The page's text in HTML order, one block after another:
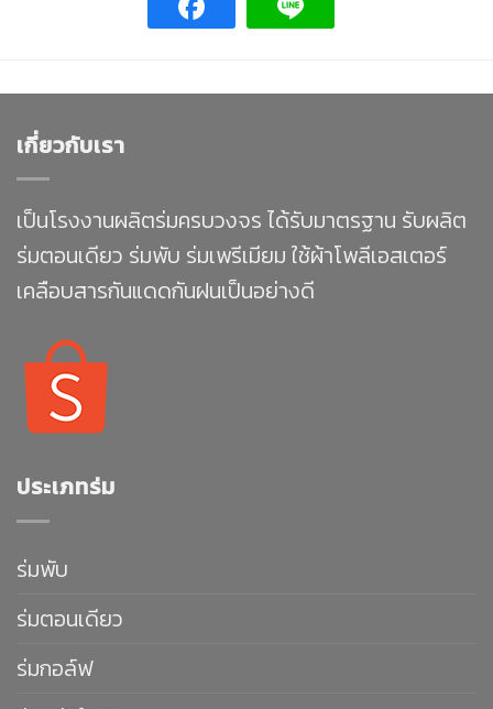
เกี่ยวกับเรา
เป็นโรงงานผลิตร่มครบวงจร ได้รับมาตรฐาน รับผลิต
ร่มตอนเดียว ร่มพับ ร่มเพรีเมียม ใช้ผ้าโพลีเอสเตอร์
เคลือบสารกันแดดกันฝนเป็นอย่างดี
ประเภทร่ม
ร่มพับ
ร่มตอนเดียว
ร่มกอล์ฟ